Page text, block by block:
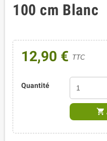
100 cm Blanc
12,90 € TTC
Quantité
shopping_cart